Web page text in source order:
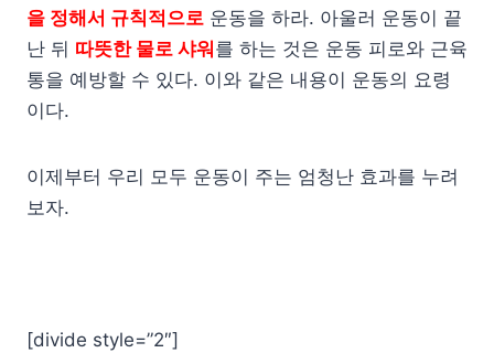
을 정해서 규칙적으로 운동을 하라. 아울러 운동이 끝
난 뒤 따뜻한 물로 샤워 를 하는 것은 운동 피로와 근육
통을 예방할 수 있다. 이와 같은 내용이 운동의 요령
이다.
이제부터 우리 모두 운동이 주는 엄청난 효과를 누려
보자.
[divide style=”2″]